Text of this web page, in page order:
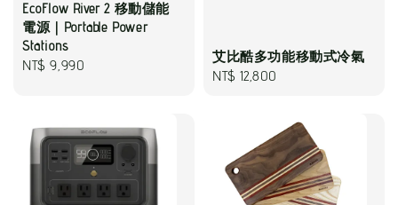
EcoFlow River 2 移動儲能
電源｜Portable Power
Stations
Regular
NT$ 9,990
艾比酷多功能移動式冷氣
Regular
NT$ 12,800